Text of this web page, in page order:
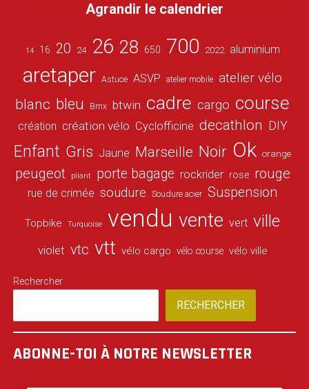
Agrandir le calendrier
14 16 20 24 26 28 650 700 2022 aluminium
aretaper Astuce ASVP atelier mobile atelier vélo
blanc bleu Bmx btwin cadre cargo course
création création vélo Cyclofficine decathlon DIY
Enfant Gris Jaune Marseille Noir Ok orange
peugeot pliant porte bagage rockrider rose rouge
rue de crimée soudure Soudure acier Suspension
Topbike Turquoise vendu vente vert ville
violet vtc vtt vélo cargo vélo course vélo ville
Rechercher
RECHERCHER
ABONNE-TOI À NOTRE NEWSLETTER